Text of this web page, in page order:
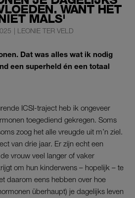
WANT HET
MALS'
| LEONIE TER VELD
Dat was alles wat ik nodig
een superheld én een totaal
ICSI-traject heb ik ongeveer
toegediend gekregen. Soms
zoog het alle vreugde uit m’n ziel.
van drie jaar. Er zijn echt een
vrouw veel langer of vaker
om hun kinderwens – hopelijk – te
daarom eens hebben over hoe
überhaupt) je dagelijks leven